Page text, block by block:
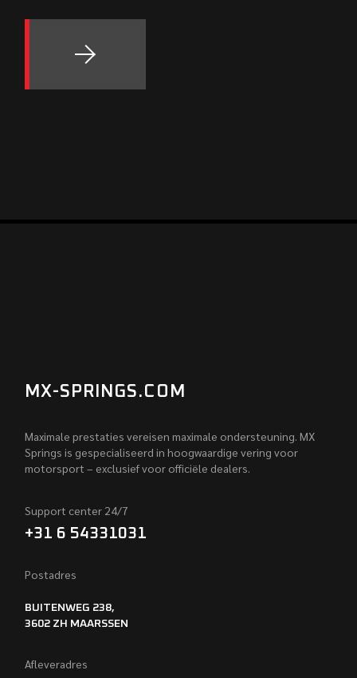
MX-SPRINGS.COM
Maximale prestaties vereisen maximale ondersteuning. MX
Springs is gespecialiseerd in hoogwaardige vering voor
motorsport – exclusief voor officiële dealers.
Support center 24/7
+31 6 54331031
Postadres
BUITENWEG 238,
3602 ZH MAARSSEN
Afleveradres